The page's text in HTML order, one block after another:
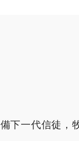
下一代信徒，